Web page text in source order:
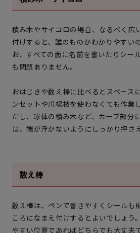
積み木やサイコロの場合、なるべく広
付けすると、誰のものかわかりやすい
お、すべての面に名前を書いたりシー
も問題ありません。
おはじきや数え棒に比べるとスペース
ンセットや爪楊枝を使わなくても作業
だし、球体の積み木など、カーブ部分
は、端が浮かないようにしっかり押さ
数え棒
数え棒は、ペンで書きやすくシールも
ころになまえ付けするとよいでしょう
やすい位置であればどちらでも大丈夫